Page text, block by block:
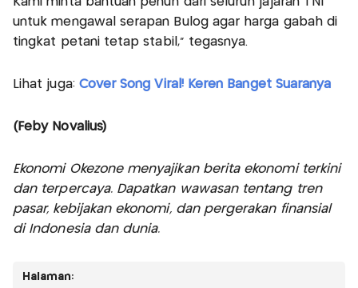
untuk mengawal serapan Bulog agar harga gabah di
tingkat petani tetap stabil,” tegasnya.
Lihat juga: Cover Song Viral! Keren Banget Suaranya
(Feby Novalius)
Ekonomi Okezone menyajikan berita ekonomi terkini
dan terpercaya. Dapatkan wawasan tentang tren
pasar, kebijakan ekonomi, dan pergerakan finansial
di Indonesia dan dunia.
Halaman: